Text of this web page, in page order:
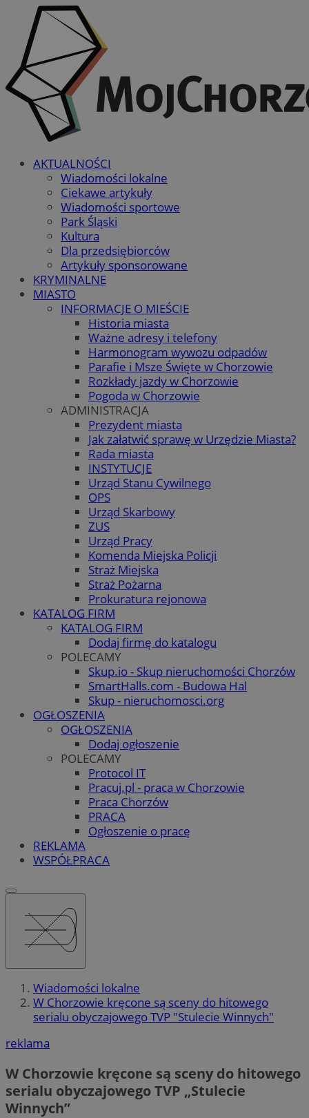
AKTUALNOŚCI
Wiadomości lokalne
Ciekawe artykuły
Wiadomości sportowe
Park Śląski
Kultura
Dla przedsiębiorców
Artykuły sponsorowane
KRYMINALNE
MIASTO
INFORMACJE O MIEŚCIE
Historia miasta
Ważne adresy i telefony
Harmonogram wywozu odpadów
Parafie i Msze Święte w Chorzowie
Rozkłady jazdy w Chorzowie
Pogoda w Chorzowie
ADMINISTRACJA
Prezydent miasta
Jak załatwić sprawę w Urzędzie Miasta?
Rada miasta
INSTYTUCJE
Urząd Stanu Cywilnego
OPS
Urząd Skarbowy
ZUS
Urząd Pracy
Komenda Miejska Policji
Straż Miejska
Straż Pożarna
Prokuratura rejonowa
KATALOG FIRM
KATALOG FIRM
Dodaj firmę do katalogu
POLECAMY
Skup.io - Skup nieruchomości Chorzów
SmartHalls.com - Budowa Hal
Skup - nieruchomosci.org
OGŁOSZENIA
OGŁOSZENIA
Dodaj ogłoszenie
POLECAMY
Protocol IT
Pracuj.pl - praca w Chorzowie
Praca Chorzów
PRACA
Ogłoszenie o pracę
REKLAMA
WSPÓŁPRACA
Wiadomości lokalne
W Chorzowie kręcone są sceny do hitowego
serialu obyczajowego TVP "Stulecie Winnych"
reklama
W Chorzowie kręcone są sceny do hitowego
serialu obyczajowego TVP „Stulecie
Winnych”